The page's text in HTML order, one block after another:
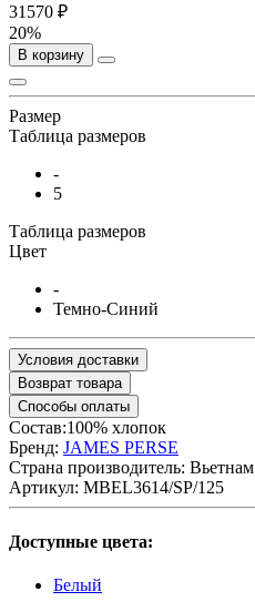
31570 ₽
20%
В корзину
Размер
Таблица размеров
-
5
Таблица размеров
Цвет
-
Темно-Синий
Условия доставки
Возврат товара
Способы оплаты
Состав:100% хлопок
Бренд: JAMES PERSE
Страна производитель: Вьетнам
Артикул: MBEL3614/SP/125
Доступные цвета:
Белый